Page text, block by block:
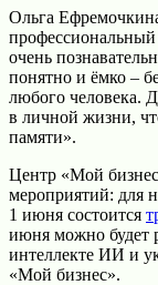
Ольга
профессиональный
очень
понятно и ёмко –
любого человека.
в личной жизни,
памяти».
Центр «Мой
мероприятий: для
1 июня состоится
июня можно будет
интеллекте ИИ и
«Мой бизнес».